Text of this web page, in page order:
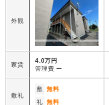
外観
家賃
4.0万円
管理費 ー
敷礼
敷 無料
礼 無料